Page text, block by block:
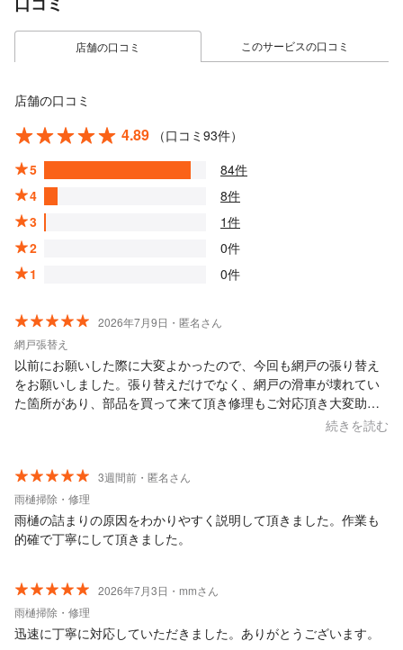
店舗の口コミ このサービスの口コミ
店舗の口コミ
4.89
（口コミ93件）
5
84件
4
8件
3
1件
2
0件
1
0件
2026年7月9日・匿名さん
網戸張替え
以前にお願いした際に大変よかったので、今回も網戸の張り替え
をお願いしました。張り替えだけでなく、網戸の滑車が壊れてい
た箇所があり、部品を買って来て頂き修理もご対応頂き大変助か
続きを読む
3週間前・匿名さん
雨樋掃除・修理
雨樋の詰まりの原因をわかりやすく説明して頂きました。作業も
的確で丁寧にして頂きました。
2026年7月3日・mmさん
雨樋掃除・修理
迅速に丁寧に対応していただきました。ありがとうございます。